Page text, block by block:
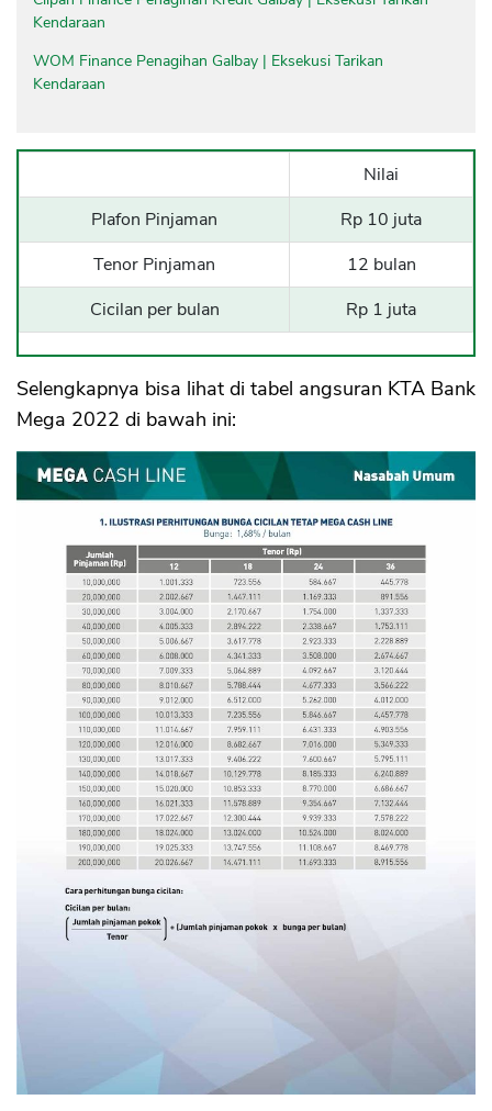
Kendaraan
WOM Finance Penagihan Galbay | Eksekusi Tarikan
Kendaraan
Nilai
Plafon Pinjaman
Rp 10 juta
Tenor Pinjaman
12 bulan
Cicilan per bulan
Rp 1 juta
Selengkapnya bisa lihat di tabel angsuran KTA Bank
Mega 2022 di bawah ini: